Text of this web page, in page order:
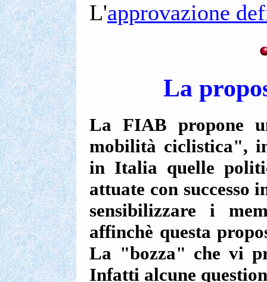
L'approvazione
La
La FIAB propone
mobilità ciclistica",
in Italia quelle
attuate con successo
sensibilizzare i
affinchè questa
La "bozza" che vi
Infatti alcune